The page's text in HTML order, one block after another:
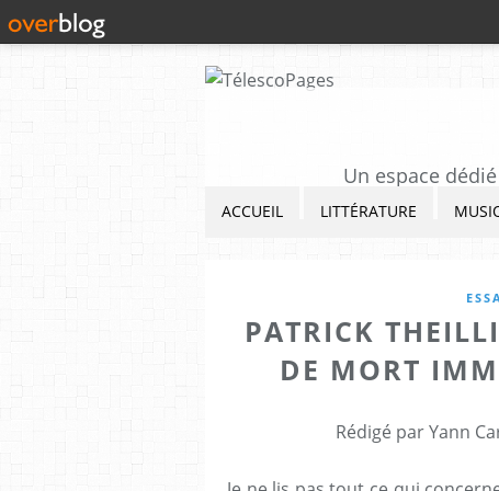
Un espace
ACCUEIL LITTÉRATURE
PATRICK
DE MORT
Rédigé par Yann